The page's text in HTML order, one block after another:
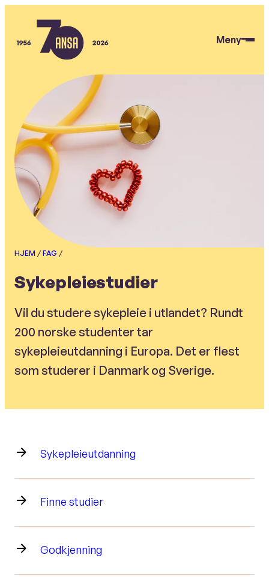
hovedinnhold
Meny
HJEM / FAG /
Sykepleiestudier
Vil du studere sykepleie i utlandet? Rundt
200 norske studenter tar
sykepleieutdanning i Europa. Det er flest
som studerer i Danmark og Sverige.
Sykepleieutdanning
Finne studier
Godkjenning